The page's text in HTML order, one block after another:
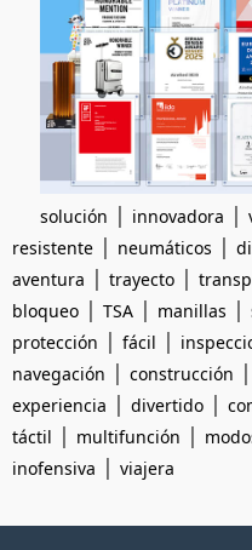
solución | innovadora |
resistente | neumáticos |
aventura | trayecto |
bloqueo | TSA | manillas |
protección | fácil |
navegación | construcción |
experiencia | divertido |
táctil | multifunción |
inofensiva | viajera